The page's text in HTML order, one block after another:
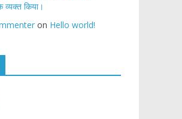
व्यक्त किया।
on Hello world!